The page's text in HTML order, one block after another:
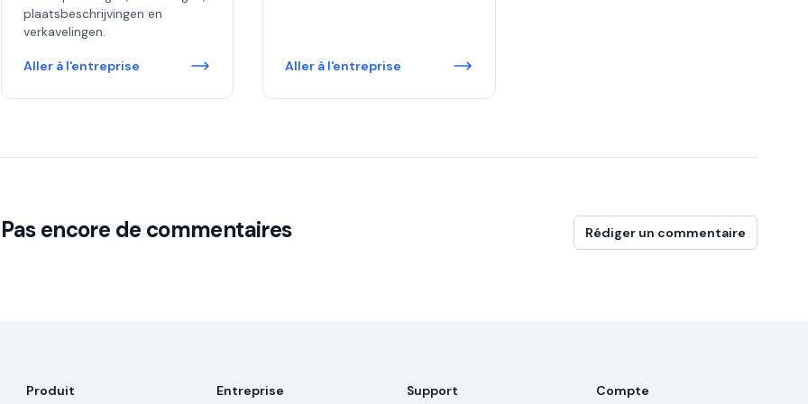
plaatsbeschrijvingen en
verkavelingen.
Aller à l'entreprise Aller à l'entreprise
Pas encore de commentaires Rédiger un commentaire
Produit Entreprise Support Compte